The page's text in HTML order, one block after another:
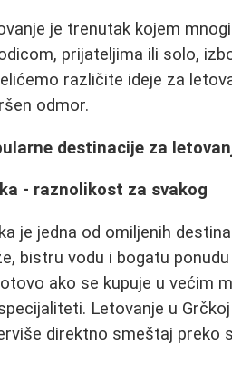
je trenutak kojem
prijateljima ili solo,
različite ideje za
odmor.
destinacije za
- raznolikost za svakog
je jedna od omiljenih
bistru vodu i bogatu
ako se kupuje u većim
Letovanje u
direktno smeštaj preko